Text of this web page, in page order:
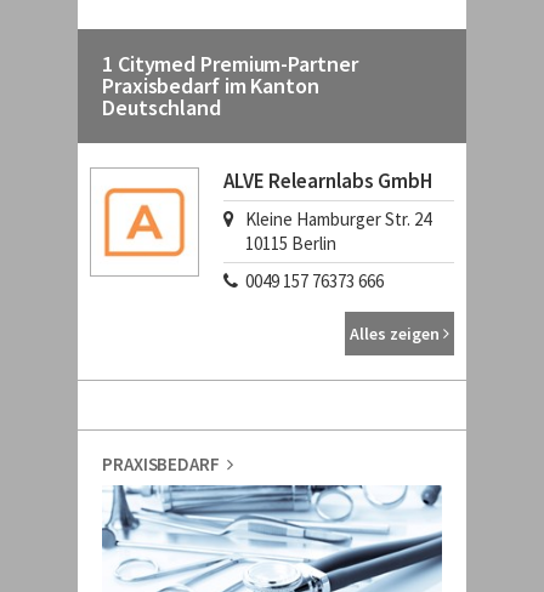
1 Citymed Premium-Partner
Praxisbedarf im Kanton
Deutschland
ALVE Relearnlabs GmbH
Kleine Hamburger Str. 24
10115 Berlin
0049 157 76373 666
Alles zeigen
PRAXISBEDARF